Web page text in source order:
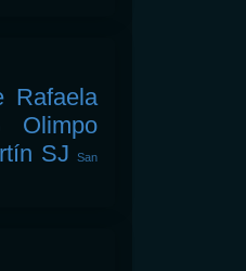
Rafaela
Olimpo
SJ
San